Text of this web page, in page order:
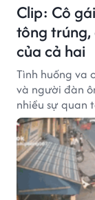
Clip: Cô
tông trúng,
của cả hai
Tình huống va
và người đàn
nhiều sự quan